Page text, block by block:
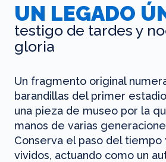
UN LEGADO
testigo de tardes y
gloria
Un fragmento original
barandillas del primer
una pieza de museo por la
manos de varias
Conserva el paso del tiempo
vividos, actuando como un